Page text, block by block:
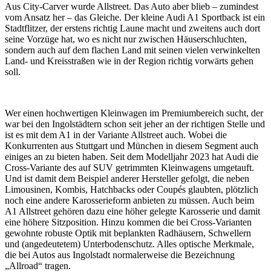
Aus City-Carver wurde Allstreet. Das Auto aber blieb – zumindest
vom Ansatz her – das Gleiche. Der kleine Audi A1 Sportback ist ein
Stadtflitzer, der erstens richtig Laune macht und zweitens auch dort
seine Vorzüge hat, wo es nicht nur zwischen Häuserschluchten,
sondern auch auf dem flachen Land mit seinen vielen verwinkelten
Land- und Kreisstraßen wie in der Region richtig vorwärts gehen
soll.
Wer einen hochwertigen Kleinwagen im Premiumbereich sucht, der
war bei den Ingolstädtern schon seit jeher an der richtigen Stelle und
ist es mit dem A1 in der Variante Allstreet auch. Wobei die
Konkurrenten aus Stuttgart und München in diesem Segment auch
einiges an zu bieten haben. Seit dem Modelljahr 2023 hat Audi die
Cross-Variante des auf SUV getrimmten Kleinwagens umgetauft.
Und ist damit dem Beispiel anderer Hersteller gefolgt, die neben
Limousinen, Kombis, Hatchbacks oder Coupés glaubten, plötzlich
noch eine andere Karosserieform anbieten zu müssen. Auch beim
A1 Allstreet gehören dazu eine höher gelegte Karosserie und damit
eine höhere Sitzposition. Hinzu kommen die bei Cross-Varianten
gewohnte robuste Optik mit beplankten Radhäusern, Schwellern
und (angedeutetem) Unterbodenschutz. Alles optische Merkmale,
die bei Autos aus Ingolstadt normalerweise die Bezeichnung
„Allroad“ tragen.